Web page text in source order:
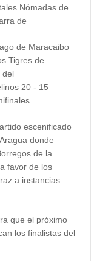
Nómadas de
de
de Maracaibo
Tigres de
del
20 - 15
escenificado
donde
de la
favor de los
a instancias
que el próximo
los finalistas del